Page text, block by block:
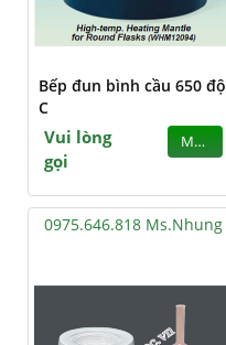
Bếp đun bình cầu 650 độ
C
Vui lòng
gọi
MUA
0975.646.818 Ms.Nhung